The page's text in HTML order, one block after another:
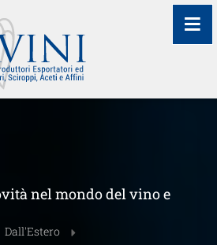
nel mondo del vino e
Dall'Estero
≡